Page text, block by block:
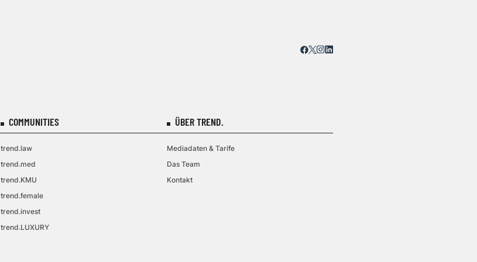
COMMUNITIES
trend.law
trend.med
trend.KMU
trend.female
trend.invest
trend.LUXURY
ÜBER TREND.
Mediadaten & Tarife
Das Team
Kontakt